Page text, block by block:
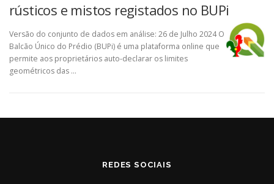
rústicos e mistos registados no BUPi
Versão do conjunto de dados em análise: 26 de Julho 2024 O
Balcão Único do Prédio (BUPi) é uma plataforma online que
permite aos proprietários auto-declarar os limites
geométricos das …
REDES SOCIAIS